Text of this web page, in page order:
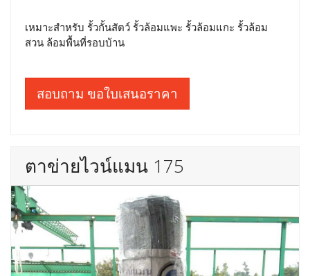
เหมาะสำหรับ รั้วกั้นสัตว์ รั้วล้อมแพะ รั้วล้อมแกะ รั้วล้อม
สวน ล้อมพื้นที่รอบบ้าน
สอบถาม ขอใบเสนอราคา
ตาข่ายไวน์แมน 175